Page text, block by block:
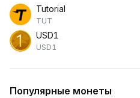
Tutorial
TUT
USD1
USD1
Популярные монеты